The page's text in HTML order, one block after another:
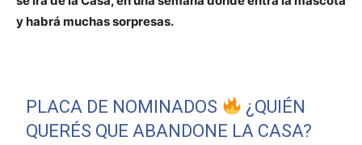
y habrá muchas sorpresas.
PLACA DE NOMINADOS
¿QUIÉN
QUERÉS QUE ABANDONE LA CASA?